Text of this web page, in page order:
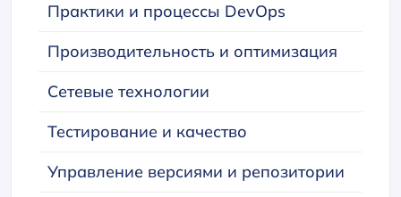
Практики и процессы DevOps
Производительность и оптимизация
Сетевые технологии
Тестирование и качество
Управление версиями и репозитории